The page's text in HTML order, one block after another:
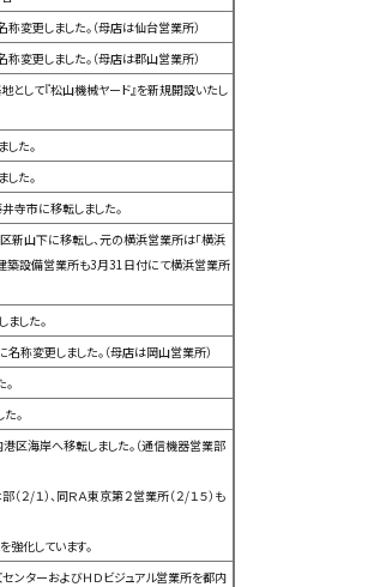
変更しました。（母店は仙台営業所）
変更しました。（母店は郡山営業所）
して『松山機械ヤード』を新規開設いたし
た。
た。
寺市に移転しました。
山下に移転し、元の横浜営業所は「横浜
築設備営業所も3月31日付にて横浜営業所
した。
称変更しました。（母店は岡山営業所）
。
区海岸へ移転しました。（通信機器営業部
２/１）、同ＲＡ東京第２営業所（２/１５）も
強化しています。
ンターおよびＨＤビジュアル営業所を都内